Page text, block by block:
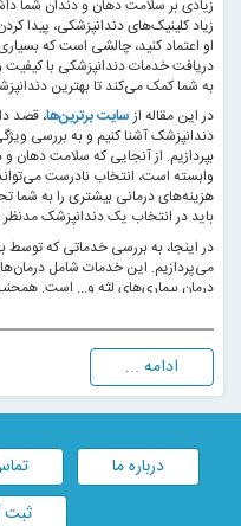
زیادی بر سلامت دهان و دندان شما
زیاد کلینیک‌های دندانپزشکی، پیدا
او اعتماد کنید، چالشی است که
دریافت خدمات دندانپزشکی با
به شما کمک می‌کند تا بهترین
در این مقاله ازسایت برترین‌ها، قصد
دندانپزشک آشنا کنیم و به بررسی
بپردازیم. از آنجایی که سلامت
وابسته است، انتخاب نادرست
هزینه‌های درمانی بیشتری را به شما
باید در انتخاب یک دندانپزشک
در اینجا، به بررسی خدماتی که توسط
می‌پردازیم. این خدمات شامل
درمان بیماری‌های لثه و... است.
اطمینان بیشتری تصمیم‌گیری کنید.
همچنین، به هزینه‌های مربوط به
کلینیک‌های مختلف خواهیم پرداخت.
هزینه‌ها و انتخاب کلینیکی با کیفیت
بررسی خواهیم کرد تا شما بتوانید از
مقاله، می‌توانید با اطمینان بیشتری
خدمات دندانپزشکی با کیفیت و مطمئن
با توجه به اهمیت این موضوع، پیشنهاد
ادامه ...
درباره ما
ثبت